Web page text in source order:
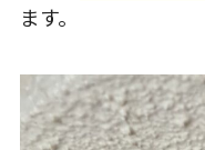
ます。